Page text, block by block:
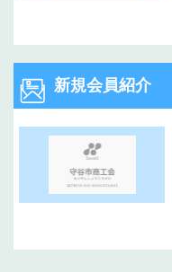
新規会員紹介